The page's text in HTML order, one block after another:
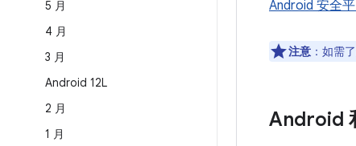
5 月
4 月
3 月
Android 12L
2 月
1 月
Android 安全
注意 ：如需
Android